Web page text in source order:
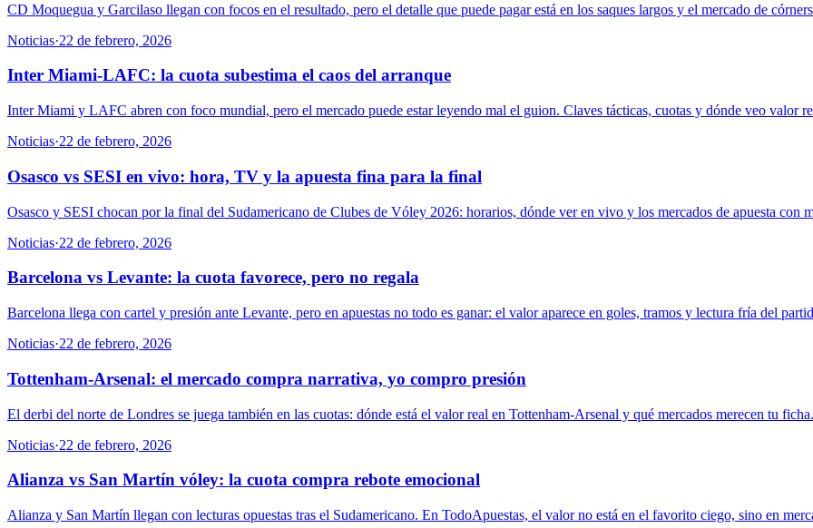
CD Moquegua y Garcilaso llegan con focos en el resultado, pero el detalle que puede pagar está en los saques largos y el mercado de
Noticias·22 de febrero, 2026
Inter Miami-LAFC: la cuota subestima el caos del arranque
Inter Miami y LAFC abren con foco mundial, pero el mercado puede estar leyendo mal el guion. Claves tácticas, cuotas y dónde veo valor
Noticias·22 de febrero, 2026
Osasco vs SESI en vivo: hora, TV y la apuesta fina para la final
Osasco y SESI chocan por la final del Sudamericano de Clubes de Vóley 2026: horarios, dónde ver en vivo y los mercados de apuesta con
Noticias·22 de febrero, 2026
Barcelona vs Levante: la cuota favorece, pero no regala
Barcelona llega con cartel y presión ante Levante, pero en apuestas no todo es ganar: el valor aparece en goles, tramos y lectura fría del
Noticias·22 de febrero, 2026
Tottenham-Arsenal: el mercado compra narrativa, yo compro presión
El derbi del norte de Londres se juega también en las cuotas: dónde está el valor real en Tottenham-Arsenal y qué mercados merecen tu ficha.
Noticias·22 de febrero, 2026
Alianza vs San Martín vóley: la cuota compra rebote emocional
Alianza y San Martín llegan con lecturas opuestas tras el Sudamericano. En TodoApuestas, el valor no está en el favorito ciego, sino en